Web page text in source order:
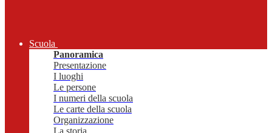
Scuola
Panoramica
Presentazione
I luoghi
Le persone
I numeri della scuola
Le carte della scuola
Organizzazione